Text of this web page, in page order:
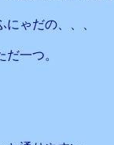
ゃだの、、、
一つ。